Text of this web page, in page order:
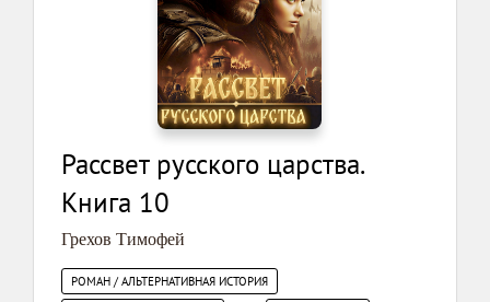
Рассвет русского царства.
Книга 10
Грехов Тимофей
РОМАН / АЛЬТЕРНАТИВНАЯ ИСТОРИЯ